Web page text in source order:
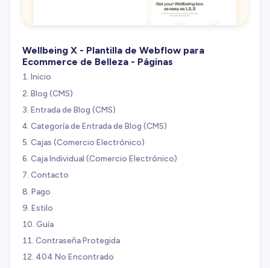
Wellbeing X - Plantilla de Webflow para
Ecommerce de Belleza - Páginas
Inicio
Blog (CMS)
Entrada de Blog (CMS)
Categoría de Entrada de Blog (CMS)
Cajas (Comercio Electrónico)
Caja Individual (Comercio Electrónico)
Contacto
Pago
Estilo
Guía
Contraseña Protegida
404 No Encontrado